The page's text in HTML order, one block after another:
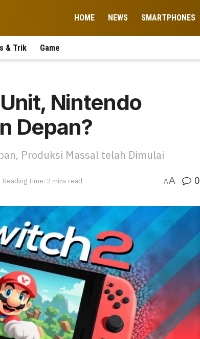
HOME NEWS SMARTPHONES
& Trik Game
Nintendo
Depan?
Produksi Massal telah Dimulai
Reading Time: 2 mins read AA 0